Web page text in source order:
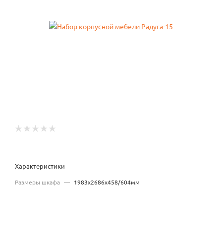
Характеристики
Размеры шкафа — 1983x2686x458/604мм